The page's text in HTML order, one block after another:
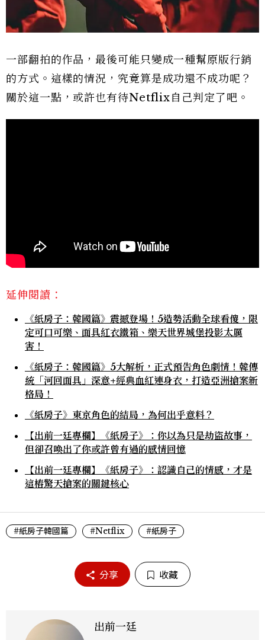
一部翻拍的作品，最後可能只變成一種幫原版行銷
的方式。這樣的情況，究竟算是成功還不成功呢？
關於這一點，或許也有待Netflix自己判定了吧。
延伸閱讀：
《紙房子：韓國篇》震撼登場！5造勢活動全球看傻，限
定可口可樂、面具紅衣鐵箱、樂天世界城堡投影太厲
害！
《紙房子：韓國篇》5大解析，正式預告角色劇情！韓傳
統「河回面具」深意+經典血紅連身衣，打造亞洲搶案新
格局！
《紙房子》東京角色的結局，為何出乎意料？
【出前一廷專欄】《紙房子》：你以為只是劫盜故事，
但卻召喚出了你或許曾有過的感情回憶
【出前一廷專欄】《紙房子》：認識自己的情感，才是
這樁驚天搶案的關鍵核心
#紙房子韓國篇 #Netflix #紙房子
分享 收藏
出前一廷